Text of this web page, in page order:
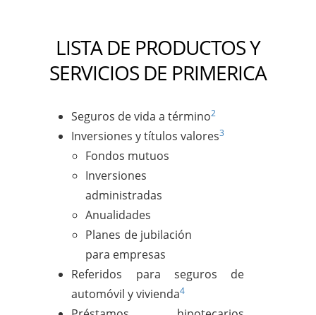
LISTA DE PRODUCTOS Y
SERVICIOS DE PRIMERICA
Seguros de vida a término2
Inversiones y títulos valores3
Fondos mutuos
Inversiones
administradas
Anualidades
Planes de jubilación
para empresas
Referidos para seguros de
automóvil y vivienda4